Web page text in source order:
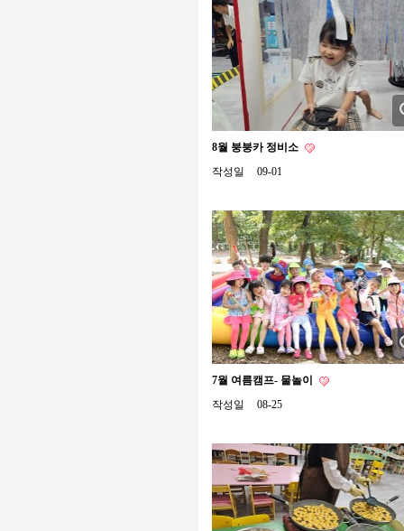
8월 붕붕카 정비소
작성일
09-01
7월 여름캠프- 물놀이
작성일
08-25